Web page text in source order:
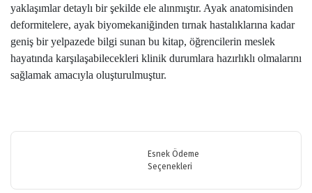
yaklaşımlar detaylı bir şekilde ele alınmıştır. Ayak anatomisinden
deformitelere, ayak biyomekaniğinden tırnak hastalıklarına kadar
geniş bir yelpazede bilgi sunan bu kitap, öğrencilerin meslek
hayatında karşılaşabilecekleri klinik durumlara hazırlıklı olmalarını
sağlamak amacıyla oluşturulmuştur.
Bu ürüne ilk yorumu siz yapın!
Görüş ve önerileriniz için teşekkür ederiz.
Ürün resmi kalitesiz, bozuk veya görüntülenemiyor.
Esnek Ödeme
Seçenekleri